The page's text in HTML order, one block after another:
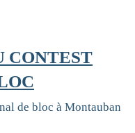
CONTEST
de bloc à Montauban